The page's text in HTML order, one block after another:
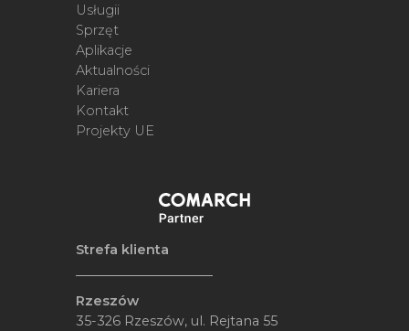
Usługii
Sprzęt
Aplikacje
Aktualności
Kariera
Kontakt
Projekty UE
Strefa klienta
Rzeszów
35-326 Rzeszów, ul. Rejtana 55